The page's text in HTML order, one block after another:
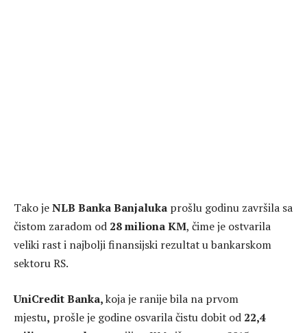
Tako jeNLB Banka Banjaluka prošlu godinu završila sa
čistom zaradom od 28 miliona KM, čime je ostvarila
veliki rast i najbolji finansijski rezultat u bankarskom
sektoru RS.
UniCredit Banka,koja je ranije bila na prvom
mjestu, prošle je godine osvarila čistu dobit od 22,4